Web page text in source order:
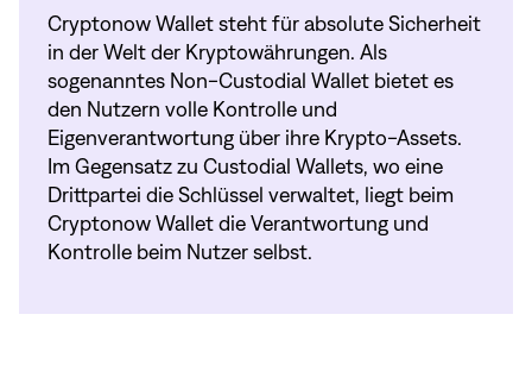
Cryptonow Wallet steht für absolute Sicherheit
in der Welt der Kryptowährungen. Als
sogenanntes Non-Custodial Wallet bietet es
den Nutzern volle Kontrolle und
Eigenverantwortung über ihre Krypto-Assets.
Im Gegensatz zu Custodial Wallets, wo eine
Drittpartei die Schlüssel verwaltet, liegt beim
Cryptonow Wallet die Verantwortung und
Kontrolle beim Nutzer selbst.